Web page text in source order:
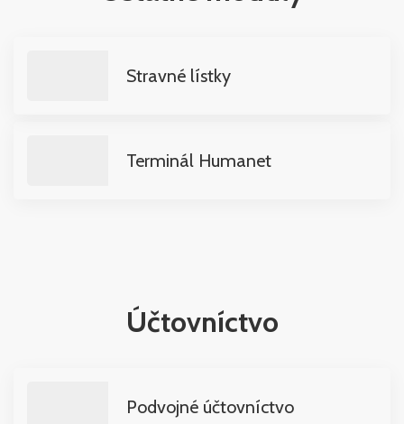
Stravné lístky
Terminál Humanet
Účtovníctvo
Podvojné účtovníctvo